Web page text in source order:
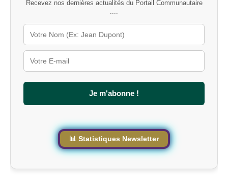
-
l
é
u
r
l
e
Recevez nos dernières actualités du Portail Communautaire
....
Je m'abonne !
📊 Statistiques Newsletter